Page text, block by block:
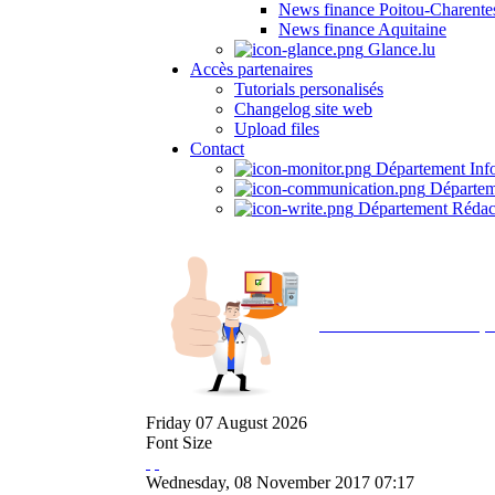
News finance Poitou-
News finance Aquitaine
Glance.lu
Accès partenaires
Tutorials personalisés
Changelog site web
Upload files
Contact
Département
Département
Friday 07 August 2026
Font Size
Wednesday, 08 November 2017 07:17